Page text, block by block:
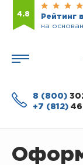
4.8
Рейтинг
на
8 (800)
+7 (812)